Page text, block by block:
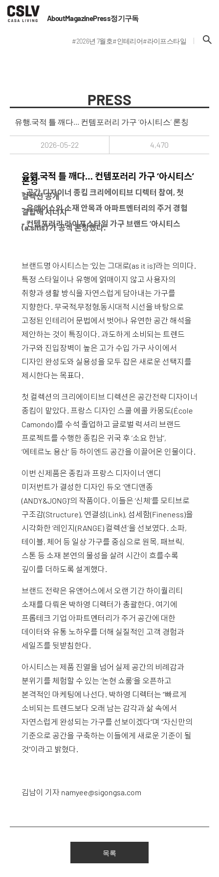
AboutMagazinePress정기구독
#2026년 7월호#인테리어#라이프스타일
PRESS
유행·국적 틀 깨다… 컨템포러리 가구 ‘아시티스’ 론칭
2026-05-22 4,470
유행·국적 틀 깨다… 컨템포러리 가구 ‘아시티스’
론칭
- 공간 디자이너 종킴 크리에이티브 디렉터 참여, 첫
컬렉션 공개
- 유앤어스의 소재 안목과 아파트멘터리의 주거 경험
결합해 시너지
- 컨템포러리 라이프스타일 가구 브랜드 ‘아시티스
(a.sitis)’가 공식 론칭했다.
브랜드명 아시티스는 ‘있는 그대로(as it is)’라는 의미다.
특정 스타일이나 유행에 얽매이지 않고 사용자의
취향과 생활 방식을 자연스럽게 담아내는 가구를
지향한다. 무국적·무정형·동시대적 시선을 바탕으로
고정된 인테리어 문법에서 벗어나 유연한 공간 해석을
제안하는 것이 특징이다. 과도하게 소비되는 트렌드
가구와 진입장벽이 높은 고가 수입 가구 사이에서
디자인 완성도와 실용성을 모두 잡은 새로운 선택지를
제시한다는 목표다.
첫 컬렉션의 크리에이티브 디렉션은 공간전략 디자이너
종킴이 맡았다. 프랑스 디자인 스쿨 에콜 카몽도(École
Camondo)를 수석 졸업하고 글로벌 럭셔리 브랜드
프로젝트를 수행한 종킴은 귀국 후 ‘소요 한남’,
‘에테르노 용산’ 등 하이엔드 공간을 이끌어온 인물이다.
이번 신제품은 종킴과 프랑스 디자이너 앤디
미저번트가 결성한 디자인 듀오 ‘앤디앤종
(ANDY&JONG)’의 작품이다. 이들은 ‘신체’를 모티브로
구조감(Structure), 연결성(Link), 섬세함(Fineness)을
시각화한 ‘레인지(RANGE) 컬렉션’을 선보였다. 소파,
테이블, 체어 등 일상 가구를 중심으로 원목, 패브릭,
스톤 등 소재 본연의 물성을 살려 시간이 흐를수록
깊이를 더하도록 설계했다.
브랜드 전략은 유앤어스에서 오랜 기간 하이퀄리티
소재를 다뤄온 박하영 디렉터가 총괄한다. 여기에
프롭테크 기업 아파트멘터리가 주거 공간에 대한
데이터와 유통 노하우를 더해 실질적인 고객 경험과
세일즈를 뒷받침한다.
아시티스는 제품 진열을 넘어 실제 공간의 비례감과
분위기를 체험할 수 있는 ‘논현 쇼룸’을 오픈하고
본격적인 마케팅에 나선다. 박하영 디렉터는 “빠르게
소비되는 트렌드보다 오래 남는 감각과 삶 속에서
자연스럽게 완성되는 가구를 선보이겠다”며 “자신만의
기준으로 공간을 구축하는 이들에게 새로운 기준이 될
것”이라고 밝혔다.
김남이 기자 namyee@sigongsa.com
목록